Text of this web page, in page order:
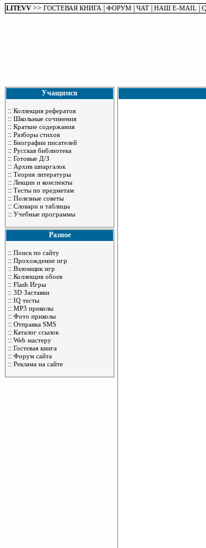
LITEVV >> ГОСТЕВАЯ КНИГА ФОРУМ ЧАТ НАШ E-MAIL
Учащимся
:: Коллекция рефератов
:: Школьные сочинения
:: Краткие содержания
:: Разборы стихов
:: Биографии писателей
:: Русская библиотека
:: Готовые Д/З
:: Архив шпаргалок
:: Теория литературы
:: Лекции и конспекты
:: Тесты по предметам
:: Полезные советы
:: Словари и таблицы
:: Учебные программы
Разное
:: Поиск по сайту
:: Прохождение игр
:: Взломщик игр
:: Коллекция обоев
:: Flash Игры
:: 3D Заставки
:: IQ тесты
:: MP3 приколы
:: Фото приколы
:: Отправка SMS
:: Каталог ссылок
:: Web мастеру
:: Гостевая книга
:: Форум сайта
:: Реклама на сайте